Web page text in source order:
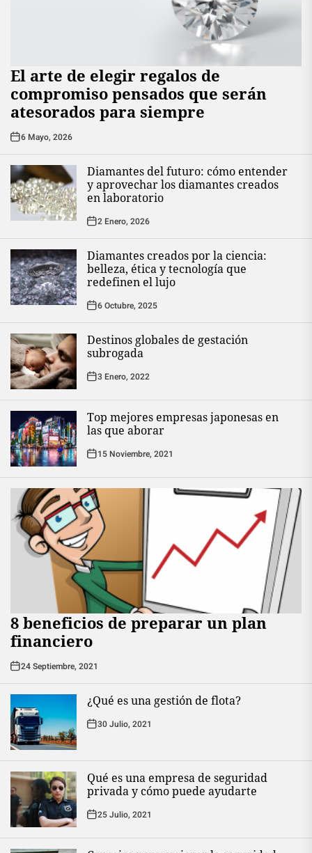
El arte de elegir regalos de
compromiso pensados que serán
atesorados para siempre
6 Mayo, 2026
Diamantes del futuro: cómo entender
y aprovechar los diamantes creados
en laboratorio
2 Enero, 2026
Diamantes creados por la ciencia:
belleza, ética y tecnología que
redefinen el lujo
6 Octubre, 2025
Destinos globales de gestación
subrogada
3 Enero, 2022
Top mejores empresas japonesas en
las que aborar
15 Noviembre, 2021
8 beneficios de preparar un plan
financiero
24 Septiembre, 2021
¿Qué es una gestión de flota?
30 Julio, 2021
Qué es una empresa de seguridad
privada y cómo puede ayudarte
25 Julio, 2021